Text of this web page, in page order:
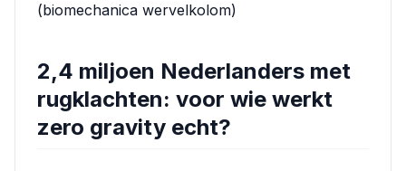
(biomechanica wervelkolom)
2,4 miljoen Nederlanders met
rugklachten: voor wie werkt
zero gravity echt?